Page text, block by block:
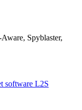
Spyblaster,
software L2S